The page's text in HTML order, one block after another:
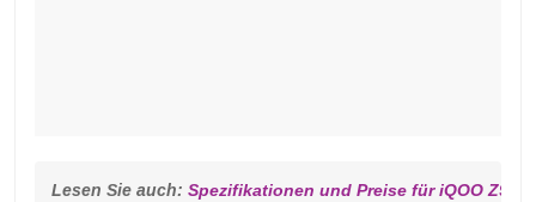
Lesen Sie auch: Spezifikationen und Preise für iQOO Z9